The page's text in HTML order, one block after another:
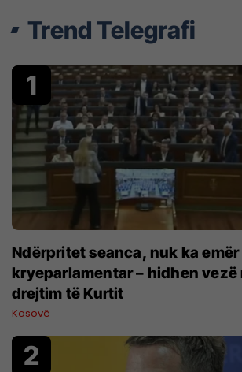
Trend Telegrafi
Ndërpritet seanca, nuk ka emër
kryeparlamentar – hidhen vezë
drejtim të Kurtit
Kosovë